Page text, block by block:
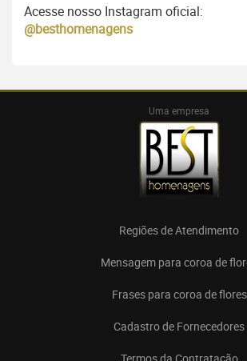
Acesse nosso Instagram oficial:
@besthomenagens
Uma empresa
Regiões de Atendimento
Mensagem para coroa de
Frases para coroa de flores
Cadastro de Fornecedores